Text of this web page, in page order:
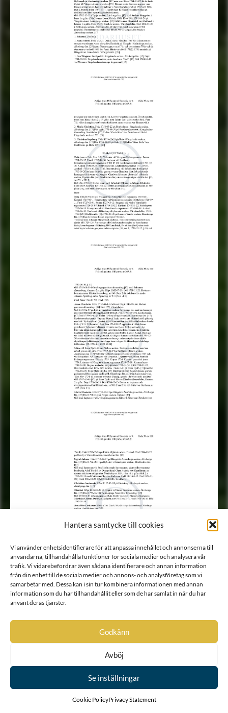
Hantera samtycke till cookies
Vi använder enhetsidentifierare för att anpassa innehållet och annonserna till
användarna, tillhandahålla funktioner för sociala medier och analysera vår
trafik. Vi vidarebefordrar även sådana identifierare och annan information
från din enhet till de sociala medier och annons- och analysföretag som vi
samarbetar med. Dessa kan i sin tur kombinera informationen med annan
information som du har tillhandahållit eller som de har samlat in när du har
använt deras tjänster.
Godkänn
Avböj
Se inställningar
Cookie PolicyPrivacy Statement